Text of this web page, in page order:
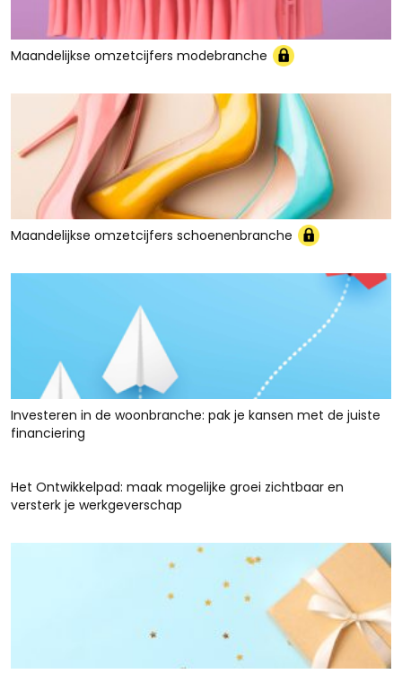
Maandelijkse omzetcijfers modebranche
Maandelijkse omzetcijfers schoenenbranche
Investeren in de woonbranche: pak je kansen met de juiste
financiering
Het Ontwikkelpad: maak mogelijke groei zichtbaar en
versterk je werkgeverschap